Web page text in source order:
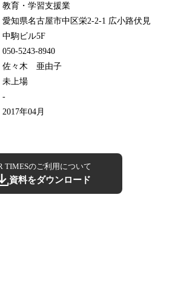
教育・学習支援業
愛知県名古屋市中区栄2-2-1 広小路伏見
中駒ビル5F
050-5243-8940
佐々木 亜由子
未上場
-
2017年04月
TIMESのご利用について
資料をダウンロード